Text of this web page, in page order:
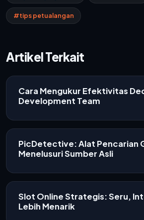
#tips petualangan
Artikel Terkait
Cara Mengukur Efektivitas
Development Team
PicDetective: Alat Pencarian
Menelusuri Sumber Asli
Slot Online Strategis: Seru,
Lebih Menarik